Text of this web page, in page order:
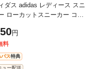
ダス adidas レディース スニ
ローカットスニーカー コー
URBAN COURT W ベーシ
円
料
ス特典
ュー配送